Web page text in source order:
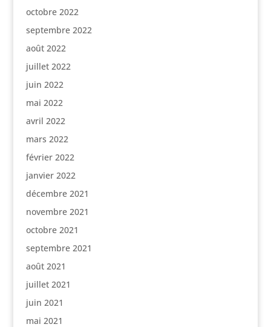
octobre 2022
septembre 2022
août 2022
juillet 2022
juin 2022
mai 2022
avril 2022
mars 2022
février 2022
janvier 2022
décembre 2021
novembre 2021
octobre 2021
septembre 2021
août 2021
juillet 2021
juin 2021
mai 2021